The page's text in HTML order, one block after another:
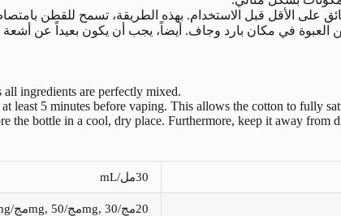
العبوة في مكان بارد وجاف. أيضاً، يجب أن يكون بعيداً عن
ingredients are perfectly mixed.
5 minutes before vaping. This allows the cotton to fully
the bottle in a cool, dry place. Furthermore, keep it away from
30مل/mL
20مج/mg, 30مج/mg, 50مج/mg